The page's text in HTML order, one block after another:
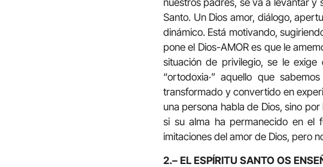
nuestros padres, se va a levantar y
Santo. Un Dios amor, diálogo,
dinámico. Está motivando,
pone el Dios-AMOR es que le
situación de privilegio, se le
“ortodoxia·” aquello que
transformado y convertido en
una persona habla de Dios, sino
si su alma ha permanecido en el
imitaciones del amor de Dios, pero
2.– EL ESPÍRITU SANTO OS